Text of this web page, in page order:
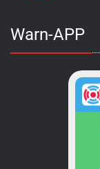
Warn-APP